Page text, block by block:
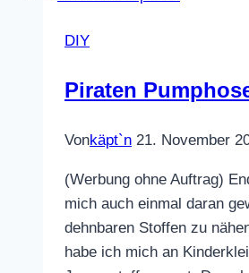
DIY
Piraten
Vonkäpt`n 21. November
(Werbung ohne Auftrag)
mich auch einmal daran
dehnbaren Stoffen zu
habe ich mich an